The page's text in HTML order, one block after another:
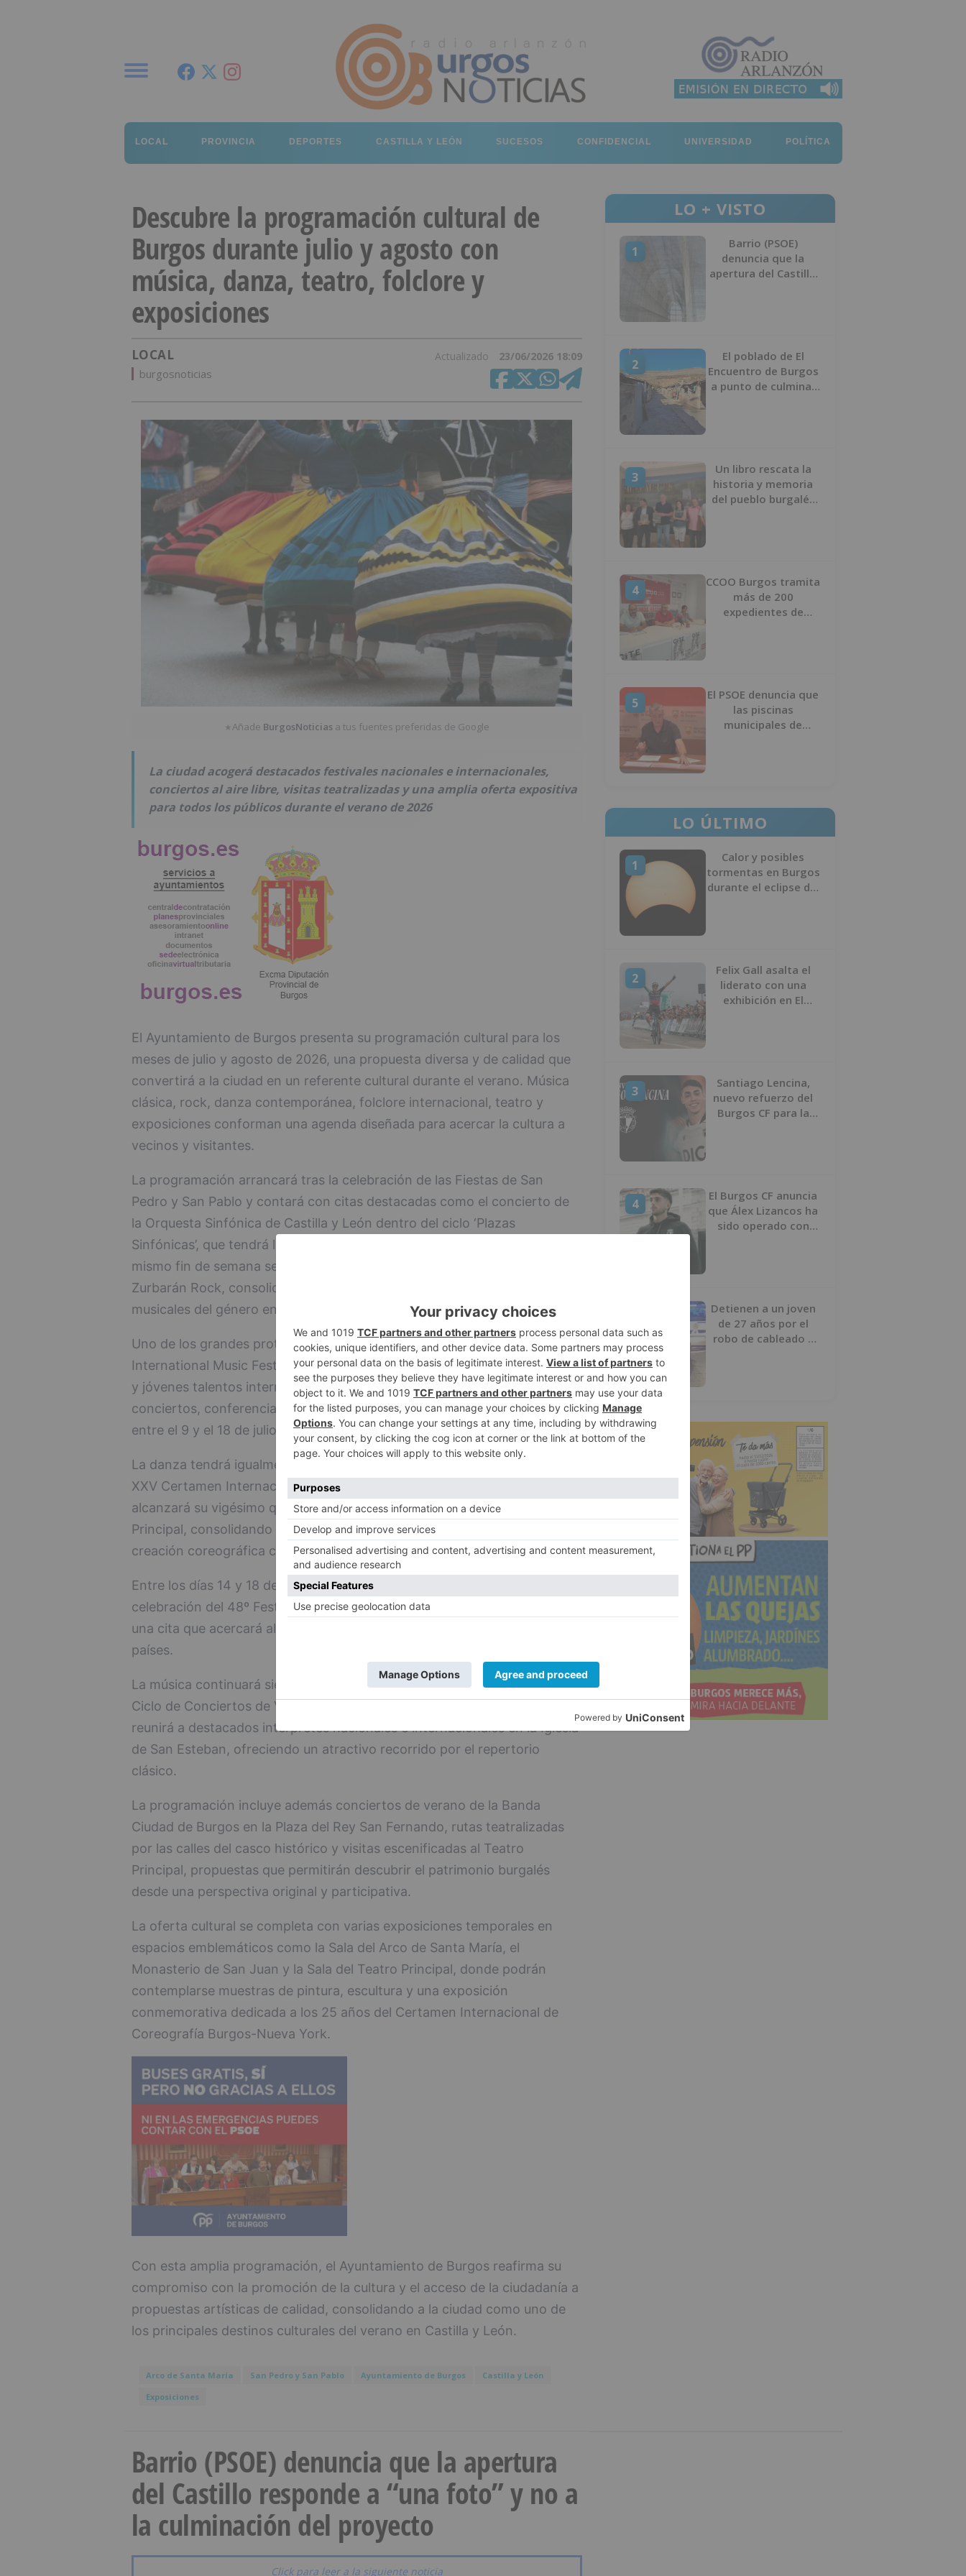
LOCAL PROVINCIA DEPORTES CASTILLA Y LEÓN SUCESOS CONFIDENCIAL UNIVERSIDAD POLÍTICA
Descubre la programación cultural de
Burgos durante julio y agosto con
música, danza, teatro, folclore y
exposiciones
LOCAL Actualizado 23/06/2026 18:09
burgosnoticias
★Añade BurgosNoticias a tus fuentes preferidas de Google
La ciudad acogerá destacados festivales nacionales e internacionales,
conciertos al aire libre, visitas teatralizadas y una amplia oferta expositiva
para todos los públicos durante el verano de 2026
El Ayuntamiento de Burgos presenta su programación cultural para los
meses de julio y agosto de 2026, una propuesta diversa y de calidad que
convertirá a la ciudad en un referente cultural durante el verano. Música
clásica, rock, danza contemporánea, folclore internacional, teatro y
exposiciones conforman una agenda diseñada para acercar la cultura a
vecinos y visitantes.
La programación arrancará tras la celebración de las Fiestas de San
Pedro y San Pablo y contará con citas destacadas como el concierto de
la Orquesta Sinfónica de Castilla y León dentro del ciclo ‘Plazas
Sinfónicas’, que tendrá lugar el 10 de julio en la Plaza de San Juan. Ese
mismo fin de semana se celebrará también una nueva edición del Festival
Zurbarán Rock, consolidado como uno de los principales encuentros
musicales del género en España.
Uno de los grandes protagonistas del verano será el XIX Burgos
International Music Festival (BIMF), que reunirá a reconocidos intérpretes
y jóvenes talentos internacionales en una amplia programación de
conciertos, conferencias y actividades formativas que se desarrollarán
entre el 9 y el 18 de julio en distintos espacios de la ciudad.
La danza tendrá igualmente un papel destacado con la celebración del
XXV Certamen Internacional de Coreografía Burgos-Nueva York, que
alcanzará su vigésimo quinta edición del 22 al 24 de julio en el Teatro
Principal, consolidando a Burgos como un referente internacional de la
creación coreográfica contemporánea.
Entre los días 14 y 18 de julio, la ciudad volverá a abrirse al mundo con la
celebración del 48º Festival Internacional de Folclore Ciudad de Burgos,
una cita que acercará al público tradiciones culturales de diferentes
países.
La música continuará siendo protagonista durante agosto gracias al VIII
Ciclo de Conciertos de Verano ‘Música en el Museo del Retablo’, que
reunirá a destacados intérpretes nacionales e internacionales en la Iglesia
de San Esteban, ofreciendo un atractivo recorrido por el repertorio
clásico.
La programación incluye además conciertos de verano de la Banda
Ciudad de Burgos en la Plaza del Rey San Fernando, rutas teatralizadas
por las calles del casco histórico y visitas escenificadas al Teatro
Principal, propuestas que permitirán descubrir el patrimonio burgalés
desde una perspectiva original y participativa.
La oferta cultural se completa con varias exposiciones temporales en
espacios emblemáticos como la Sala del Arco de Santa María, el
Monasterio de San Juan y la Sala del Teatro Principal, donde podrán
contemplarse muestras de pintura, escultura y una exposición
conmemorativa dedicada a los 25 años del Certamen Internacional de
Coreografía Burgos-Nueva York.
Con esta amplia programación, el Ayuntamiento de Burgos reafirma su
compromiso con la promoción de la cultura y el acceso de la ciudadanía a
propuestas artísticas de calidad, consolidando a la ciudad como uno de
los principales destinos culturales del verano en Castilla y León.
Arco de Santa María San Pedro y San Pablo Ayuntamiento de Burgos
Castilla y León
Exposiciones
LO + VISTO
1
Barrio (PSOE)
denuncia que la
apertura del Castillo
2
El poblado de El
Encuentro de Burgos
a punto de culminar
3
Un libro rescata la
historia y memoria
del pueblo burgalés
4
CCOO Burgos tramita
más de 200
expedientes de
5
El PSOE denuncia que
las piscinas
municipales de
LO ÚLTIMO
1
Calor y posibles
tormentas en Burgos
durante el eclipse del
2
Felix Gall asalta el
liderato con una
exhibición en El
3
Santiago Lencina,
nuevo refuerzo del
Burgos CF para la
4
El Burgos CF anuncia
que Álex Lizancos ha
sido operado con
Detienen a un joven
de 27 años por el
robo de cableado y
Barrio (PSOE) denuncia que la apertura
del Castillo responde a “una foto” y no a
la culminación del proyecto
Click para leer a la siguiente noticia